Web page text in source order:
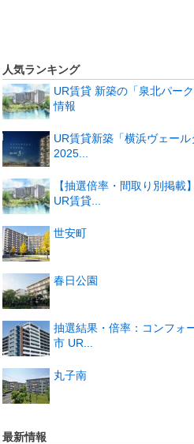
人気ランキング
UR賃貸 新築の「泉北パー
情報
UR賃貸新築「横浜ヴェー
2025...
【抽選倍率・間取り別掲
UR賃貸...
世安町
春日公園
抽選結果・倍率：コンフォ
市 UR...
丸子南
最新情報